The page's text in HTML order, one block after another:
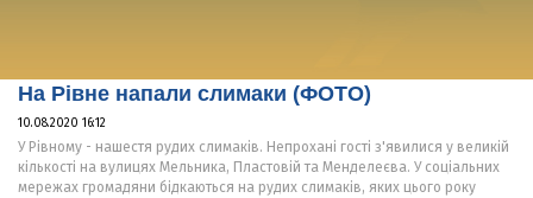
На Рівне напали слимаки (ФОТО)
10.08.2020 16:12
У Рівному - нашестя рудих слимаків. Непрохані гості з'явилися у великій
кількості на вулицях Мельника, Пластовій та Менделеєва. У соціальних
мережах громадяни бідкаються на рудих слимаків, яких цього року